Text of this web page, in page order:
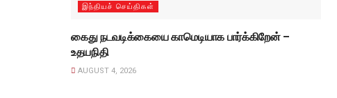
இந்தியச் செய்திகள்
கைது நடவடிக்கையை காமெடியாக பார்க்கிறேன் –
உதயநிதி
AUGUST 4, 2026